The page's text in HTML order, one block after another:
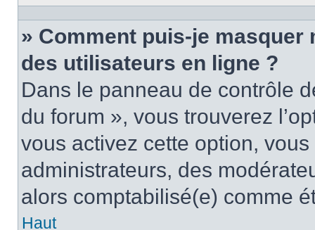
» Comment puis-je masquer
des utilisateurs en ligne ?
Dans le panneau de contrôle
du forum », vous trouverez
vous activez cette option,
administrateurs, des
alors comptabilisé(e) comme
Haut